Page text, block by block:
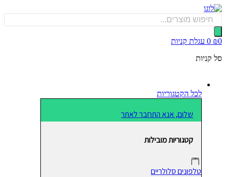
0 עגלת קניות
לכל הקטגוריות
שלום, אנא התחבר לאתר
קטגוריות מובילות
טלפונים סלולריים